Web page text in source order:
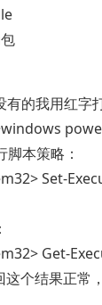
的我用红字
windows
本策略：
Set-
Get-
个结果正常